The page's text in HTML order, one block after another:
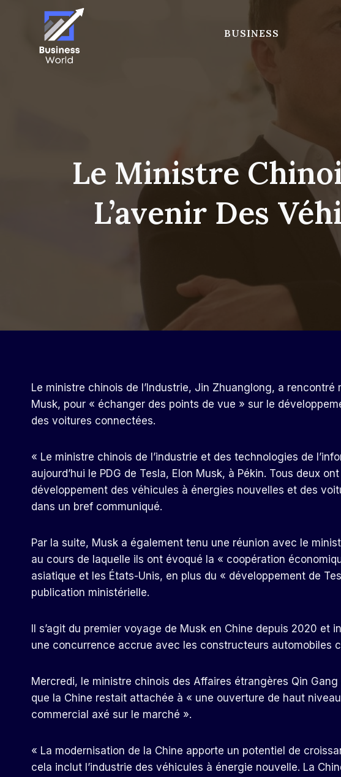
BUSINESS
Le Ministre
L’avenir Des
Le ministre chinois de l’Industrie, Jin Zhuanglong, a rencontré
Musk, pour « échanger des points de vue » sur le
des voitures connectées.
« Le ministre chinois de l’industrie et des technologies de
aujourd’hui le PDG de Tesla, Elon Musk, à Pékin. Tous deux
développement des véhicules à énergies nouvelles et des
dans un bref communiqué.
Par la suite, Musk a également tenu une réunion avec le
au cours de laquelle ils ont évoqué la « coopération
asiatique et les États-Unis, en plus du « développement de
publication ministérielle.
Il s’agit du premier voyage de Musk en Chine depuis 2020 et
une concurrence accrue avec les constructeurs automobiles
Mercredi, le ministre chinois des Affaires étrangères Qin Gang
que la Chine restait attachée à « une ouverture de haut
commercial axé sur le marché ».
« La modernisation de la Chine apporte un potentiel de
cela inclut l’industrie des véhicules à énergie nouvelle. La